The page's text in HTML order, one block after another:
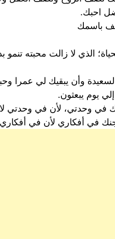
احبك.
باسمك
الذي لا زالت محبته
وأن يبقيك لي عمرا وحبا
يوم يبعثون.
وحدتي، لأن في وحدتي لا
في أفكاري لأن في أفكاري